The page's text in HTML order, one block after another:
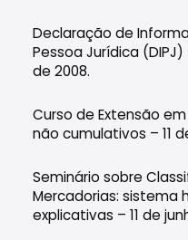
Declaração de
Pessoa Jurídica
de 2008.
Curso de Extensão
não cumulativos – 11
Seminário sobre
Mercadorias: sistema
explicativas – 11 de